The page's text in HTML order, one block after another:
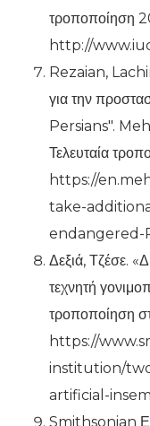
τροποποίηση
http://
Rezaian,
για την
Persians".
Τελευταία
https://
take-
endangered-
Δεξιά, Τζέσε.
τεχνητή
τροποποίηση
https://
institution/
artificial-
Smithsonian